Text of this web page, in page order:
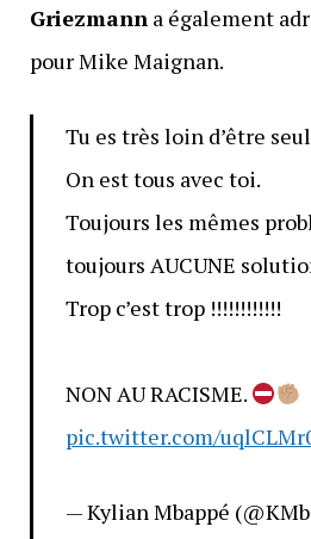
Griezmanna également
pour Mike Maignan.
Tu es très loin d’être
On est tous avec toi.
Toujours les mêmes
toujours AUCUNE
Trop c’est trop !!!!!!!!!!!!
NON AU RACISME.
pic.twitter.com/
— Kylian Mbappé